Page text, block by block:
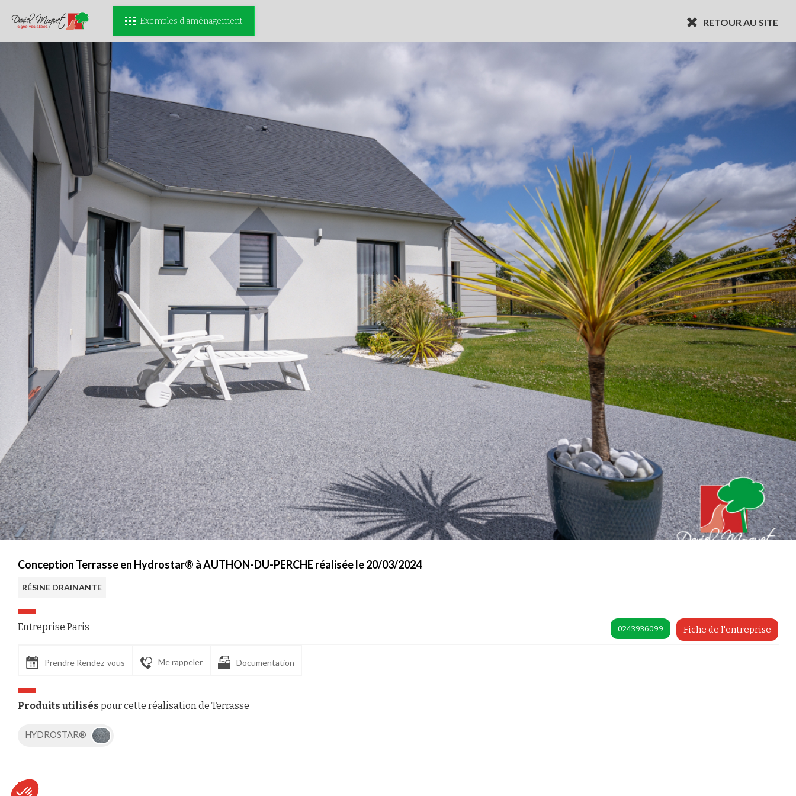
RETOUR AU SITE
Exemples d'aménagement
Conception Terrasse en Hydrostar® à AUTHON-DU-PERCHE réalisée le 20/03/2024
RÉSINE DRAINANTE
Entreprise Paris Fiche de l'entreprise
0243936099
Prendre Rendez-vous Me rappeler Documentation
Produits utilisés pour cette réalisation de Terrasse
HYDROSTAR®
Notre plateforme vous permet d'adapter et de gérer vos paramètres de confidentialité, en garantissant la conformité avec les réglementations. Personnalisez vos préférences pour contrôler la manière dont vos informations sont manipulées.